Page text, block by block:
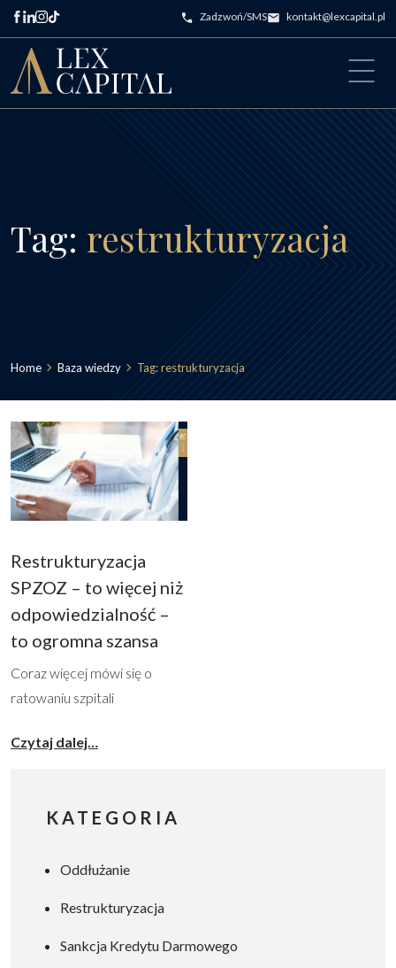
Przejdź do treści Zadzwoń/SMS kontakt@lexcapital.pl
Main Navigation
Tag: restrukturyzacja
Home Baza wiedzy Tag:restrukturyzacja
Restrukturyzacja
SPZOZ – to więcej niż
odpowiedzialność –
to ogromna szansa
Coraz więcej mówi się o
ratowaniu szpitali
wszystkim poprzez
oczywista, wielu dyrektorów
restrukturyzacja doprowadzi
personelu czy utraty zaufania
Czytaj dalej…
KATEGORIA
Oddłużanie
Restrukturyzacja
Sankcja Kredytu Darmowego